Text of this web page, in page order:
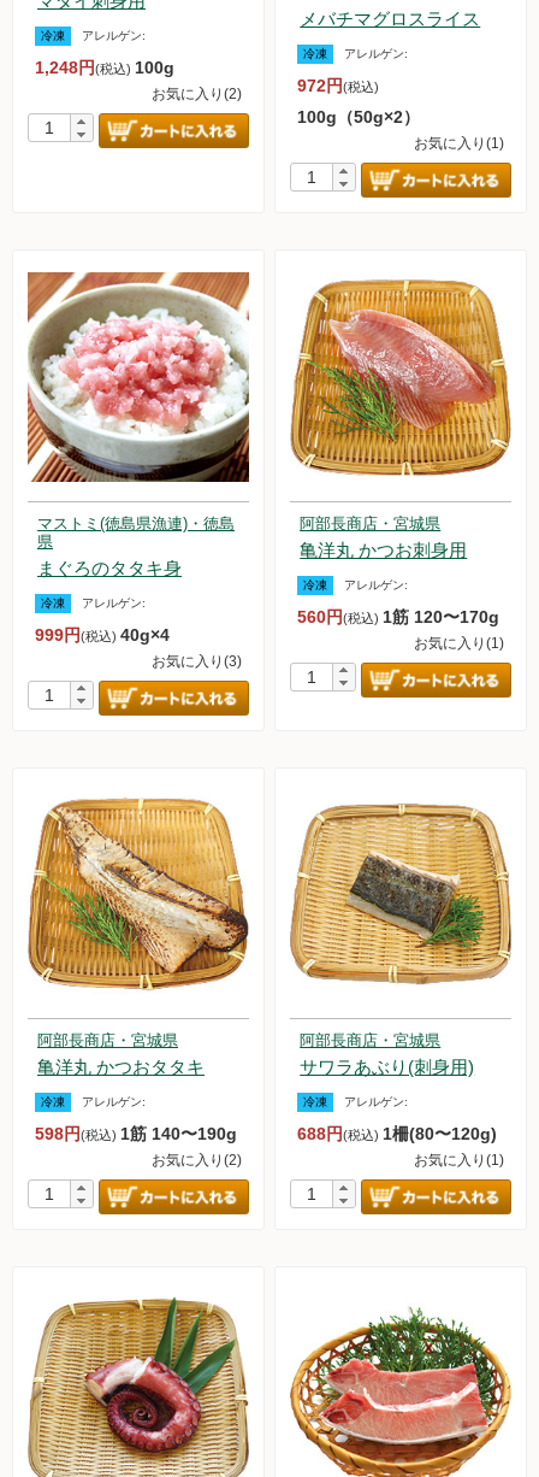
冷凍 アレルゲン:
1,248円(税込) 100g
お気に入り(2)
メバチマグロスライス
冷凍 アレルゲン:
972円(税込)
100g（50g×2）
お気に入り(1)
マストミ(徳島県漁連)・徳島
県
まぐろのタタキ身
冷凍 アレルゲン:
999円(税込) 40g×4
お気に入り(3)
阿部長商店・宮城県
亀洋丸 かつお刺身用
冷凍 アレルゲン:
560円(税込) 1筋 120〜170g
お気に入り(1)
阿部長商店・宮城県
亀洋丸 かつおタタキ
冷凍 アレルゲン:
598円(税込) 1筋 140〜190g
お気に入り(2)
阿部長商店・宮城県
サワラあぶり(刺身用)
冷凍 アレルゲン:
688円(税込) 1柵(80〜120g)
お気に入り(1)